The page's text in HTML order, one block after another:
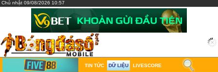
Chủ nhật 09/08/2026 10:57
TIN TỨC DỮ LIỆU LIVESCORE